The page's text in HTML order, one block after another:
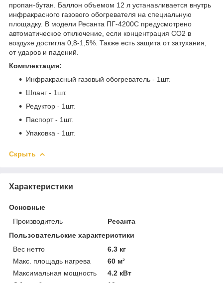
пропан-бутан. Баллон объемом 12 л устанавливается внутрь
инфракрасного газового обогревателя на специальную
площадку. В модели Ресанта ПГ-4200С предусмотрено
автоматическое отключение, если концентрация СО2 в
воздухе достигла 0,8-1,5%. Также есть защита от затухания,
от ударов и падений.
Комплектация:
Инфракрасный газовый обогреватель - 1шт.
Шланг - 1шт.
Редуктор - 1шт.
Паспорт - 1шт.
Упаковка - 1шт.
Скрыть
Характеристики
Основные
Производитель
Ресанта
Пользовательские характеристики
Вес нетто
6.3 кг
Макс. площадь нагрева
60 м²
Максимальная мощность
4.2 кВт